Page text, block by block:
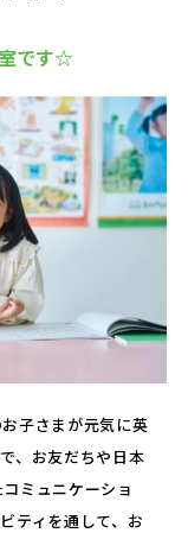
です☆
子さまが元気に英
、お友だちや日本
ミュニケーショ
ティを通して、お